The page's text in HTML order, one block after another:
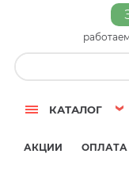
КАТАЛОГ
АКЦИИ ОПЛАТА